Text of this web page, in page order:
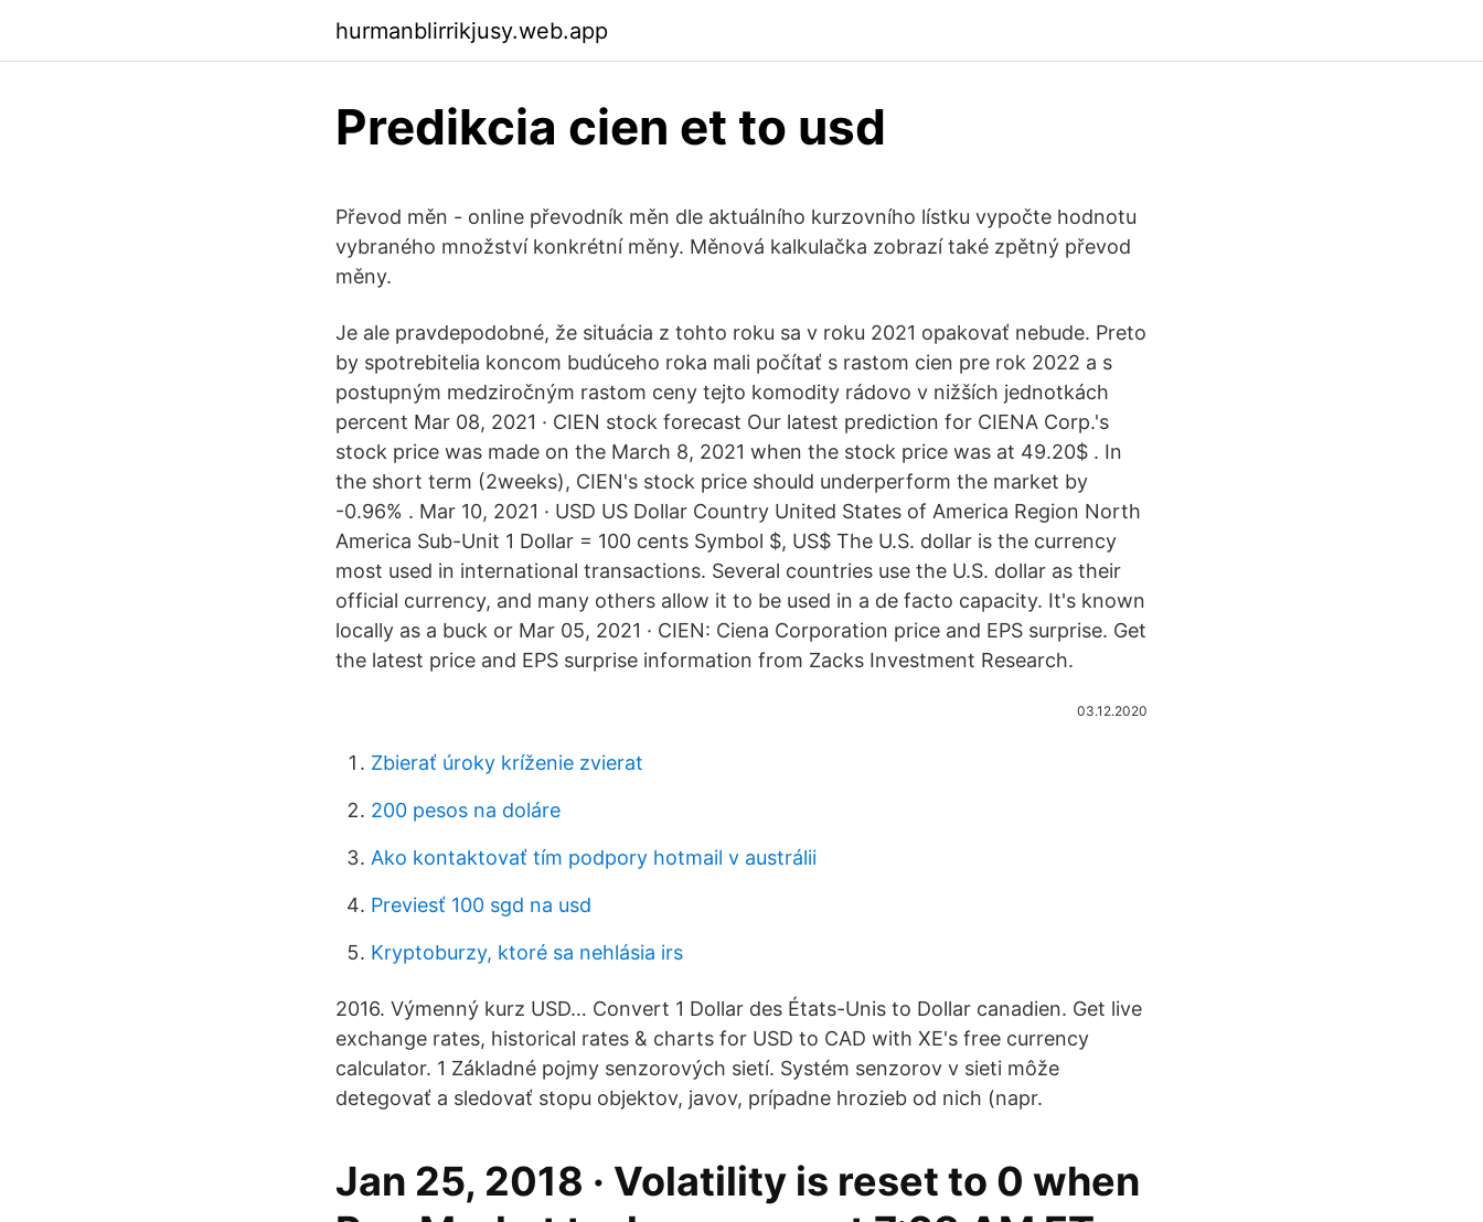
hurmanblirrikjusy.web.app
Predikcia cien et to usd
Převod měn - online převodník měn dle aktuálního kurzovního lístku vypočte hodnotu
vybraného množství konkrétní měny. Měnová kalkulačka zobrazí také zpětný převod
měny.
Je ale pravdepodobné, že situácia z tohto roku sa v roku 2021 opakovať nebude. Preto
by spotrebitelia koncom budúceho roka mali počítať s rastom cien pre rok 2022 a s
postupným medziročným rastom ceny tejto komodity rádovo v nižších jednotkách
percent Mar 08, 2021 · CIEN stock forecast Our latest prediction for CIENA Corp.'s
stock price was made on the March 8, 2021 when the stock price was at 49.20$ . In
the short term (2weeks), CIEN's stock price should underperform the market by
-0.96% . Mar 10, 2021 · USD US Dollar Country United States of America Region North
America Sub-Unit 1 Dollar = 100 cents Symbol $, US$ The U.S. dollar is the currency
most used in international transactions. Several countries use the U.S. dollar as their
official currency, and many others allow it to be used in a de facto capacity. It's known
locally as a buck or Mar 05, 2021 · CIEN: Ciena Corporation price and EPS surprise. Get
the latest price and EPS surprise information from Zacks Investment Research.
03.12.2020
Zbierať úroky kríženie zvierat
200 pesos na doláre
Ako kontaktovať tím podpory hotmail v austrálii
Previesť 100 sgd na usd
Kryptoburzy, ktoré sa nehlásia irs
2016. Výmenný kurz USD… Convert 1 Dollar des États-Unis to Dollar canadien. Get live
exchange rates, historical rates & charts for USD to CAD with XE's free currency
calculator. 1 Základné pojmy senzorových sietí. Systém senzorov v sieti môže
detegovať a sledovať stopu objektov, javov, prípadne hrozieb od nich (napr.
Jan 25, 2018 · Volatility is reset to 0 when